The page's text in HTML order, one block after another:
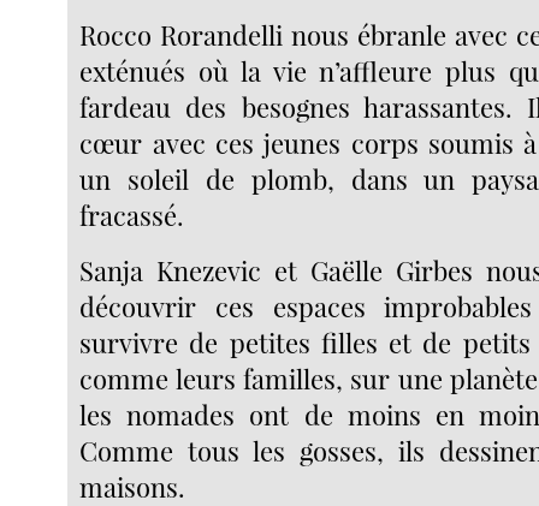
Rocco Rorandelli nous ébranle avec
exténués où la vie n’affleure plus
fardeau des besognes
cœur avec ces jeunes corps soumis
un soleil de plomb, dans un
fracassé.
Sanja Knezevic et Gaëlle Girbes
découvrir ces espaces
survivre de petites filles et de petits
comme leurs familles, sur une
les nomades ont de moins en
Comme tous les gosses, ils
maisons.